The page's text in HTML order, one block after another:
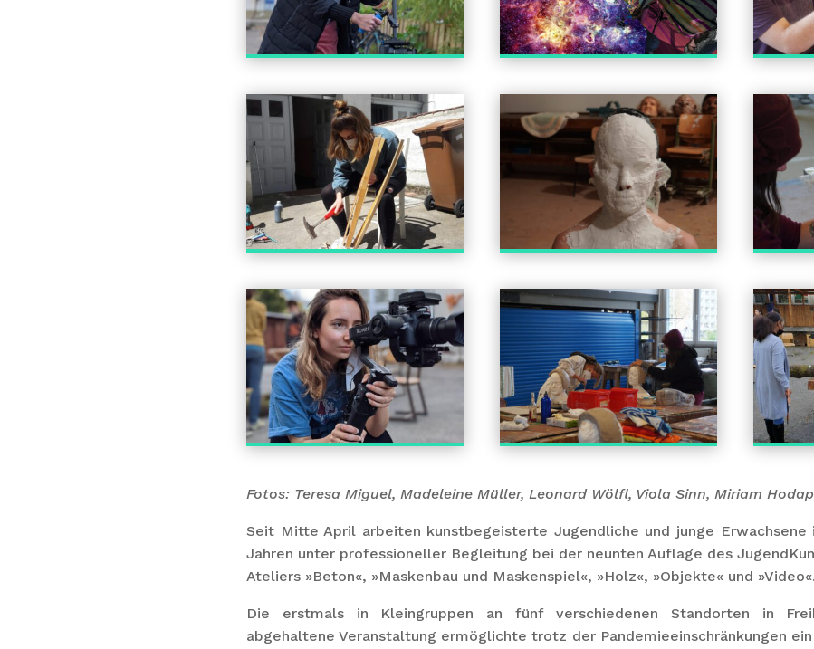
Fotos: Teresa Miguel, Madeleine Müller, Leonard Wölfl, Viola Sinn, Miriam
Seit Mitte April arbeiten kunstbegeisterte Jugendliche und junge Erwachsene
Jahren unter professioneller Begleitung bei der neunten Auflage des
Ateliers »Beton«, »Maskenbau und Maskenspiel«, »Holz«, »Objekte« und »Video«.
Die erstmals in Kleingruppen an fünf verschiedenen Standorten in
abgehaltene Veranstaltung ermöglichte trotz der Pandemieeinschränkungen